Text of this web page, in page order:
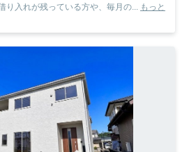
り入れが残っている方や、毎月の... もっと